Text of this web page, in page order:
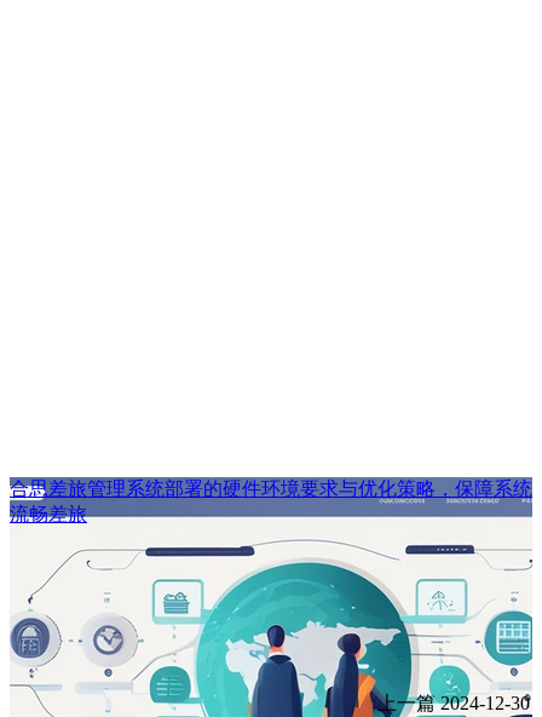
合思差旅管理系统部署的硬件环境要求与优化策略，保障系统
流畅差旅
上一篇 2024-12-30